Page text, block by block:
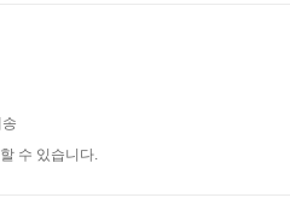
수 있습니다.